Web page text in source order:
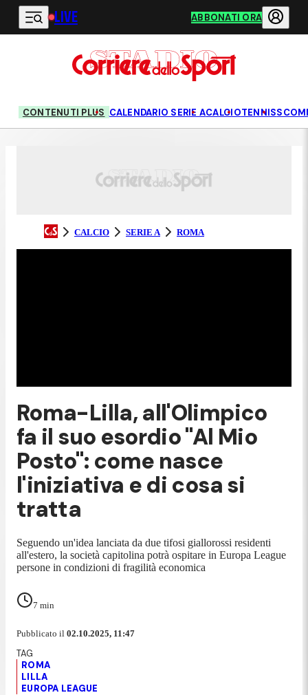
Vai al contenuto principale
LIVE ABBONATI ORA
CONTENUTI PLUS CALENDARIO SERIE ACALCIOTENNIS
CALCIO SERIE A ROMA
Roma-Lilla, all'Olimpico
fa il suo esordio "Al Mio
Posto": come nasce
l'iniziativa e di cosa si
tratta
Seguendo un'idea lanciata da due tifosi giallorossi residenti
all'estero, la società capitolina potrà ospitare in Europa League
persone in condizioni di fragilità economica
7 min
Pubblicato il 02.10.2025, 11:47
ROMA
LILLA
EUROPA LEAGUE